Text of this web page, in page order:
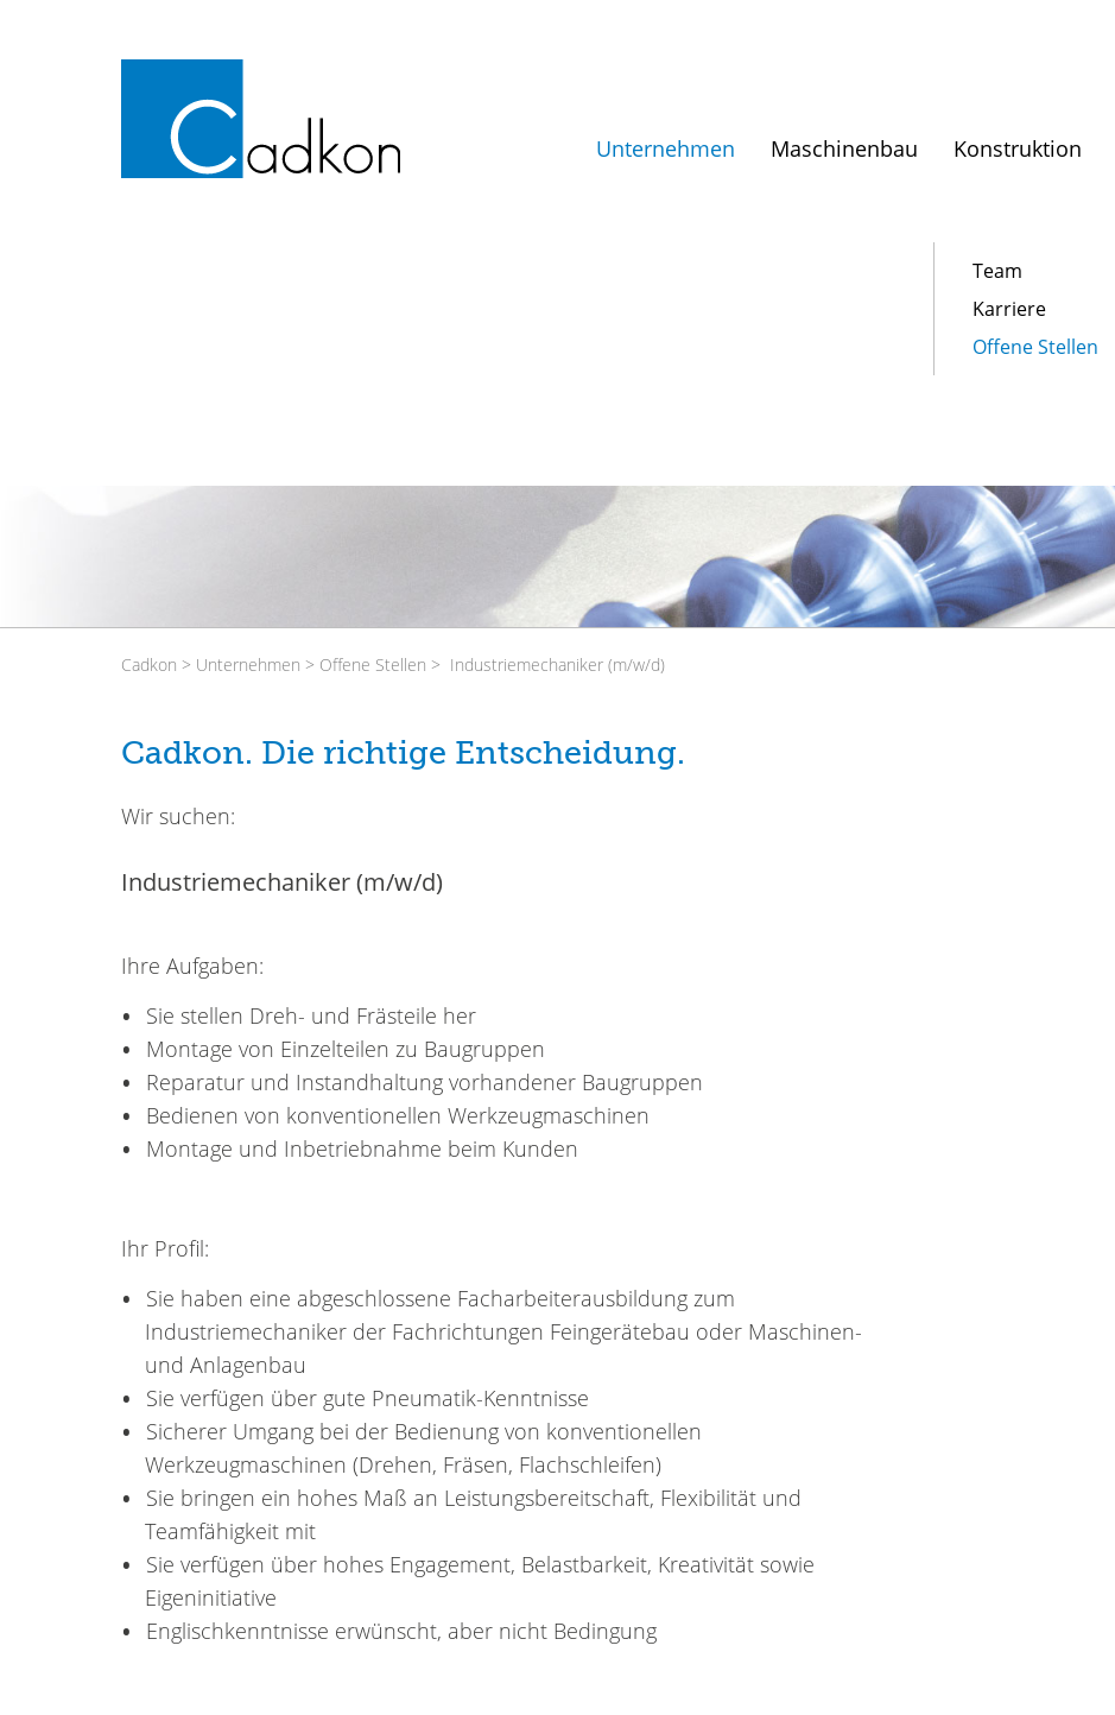
Unternehmen
Team
Karriere
Offene Stellen
Maschinenbau Konstruktion
Cadkon Unternehmen Offene Stellen Industriemechaniker (m/w/d)
Cadkon. Die richtige Entscheidung.
Wir suchen:
Industriemechaniker (m/w/d)
Ihre Aufgaben:
Sie stellen Dreh- und Frästeile her
Montage von Einzelteilen zu Baugruppen
Reparatur und Instandhaltung vorhandener Baugruppen
Bedienen von konventionellen Werkzeugmaschinen
Montage und Inbetriebnahme beim Kunden
Ihr Profil:
Sie haben eine abgeschlossene Facharbeiterausbildung zum
Industriemechaniker der Fachrichtungen Feingerätebau oder Maschinen-
und Anlagenbau
Sie verfügen über gute Pneumatik-Kenntnisse
Sicherer Umgang bei der Bedienung von konventionellen
Werkzeugmaschinen (Drehen, Fräsen, Flachschleifen)
Sie bringen ein hohes Maß an Leistungsbereitschaft, Flexibilität und
Teamfähigkeit mit
Sie verfügen über hohes Engagement, Belastbarkeit, Kreativität sowie
Eigeninitiative
Englischkenntnisse erwünscht, aber nicht Bedingung